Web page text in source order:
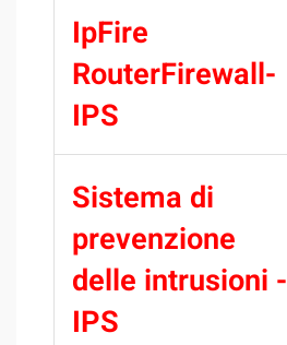
IpFire
RouterFirewall-
IPS
Sistema di
prevenzione
delle intrusioni -
IPS